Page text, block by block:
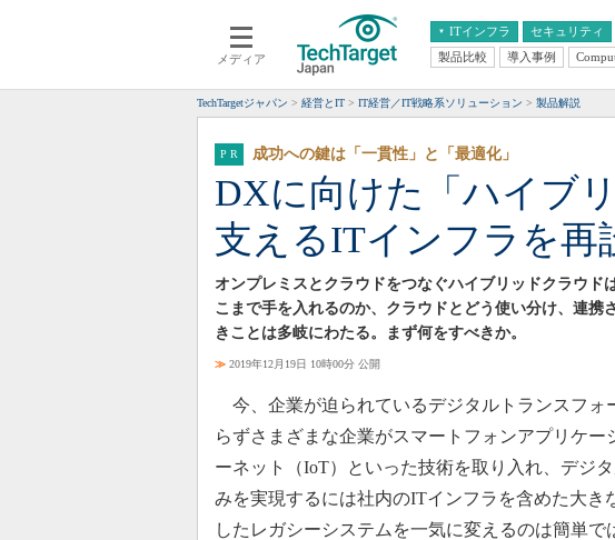
メディア
ITインフラ
クラウド
スマートモバイル
ネットワーク
システム運用管理
セキュリティ
エンタープライズAI
ERP
CX
情報系システム
経
製品比較 導入事例
TechTargetジャパン 経営とIT IT経営／IT戦略系ソリューション 製品解説
DXに向けた「ハイブ
支えるITインフラを再
成功への鍵は「一貫性」と「最適化」
オンプレミスとクラウドをつなぐハイブリッドクラウ
こまで手を入れるのか、クラウドとどう使い分け、連携
きことは多岐にわたる。まず何をすべきか。
≫ 2019年12月19日 10時00分 公開
今、企業が迫られているデジタルトランスフォ
らずさまざまな企業がスマートフォンアプリケ
ーネット（IoT）といった技術を取り入れ、デジ
みを実現するには社内のITインフラを含めた大
したレガシーシステムを一気に変えるのは簡単